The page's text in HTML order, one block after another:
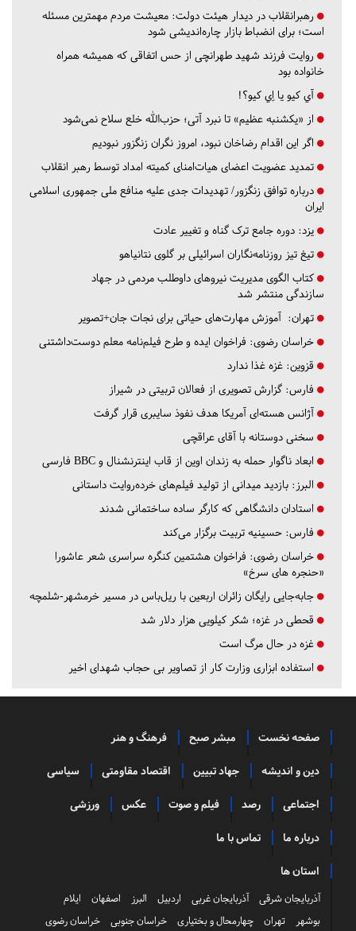
رهبرانقلاب در دیدار هیئت دولت: معیشت مردم مهمترین مسئله
است؛ برای انضباط بازار چاره‌اندیشی شود
روایت فرزند شهید طهرانچی از حس اتفاقی که همیشه همراه
خانواده بود
آي كيو يا اِي كيو؟!
از «یکشنبه عظیم» تا نبرد آتی؛ حزب‌الله خلع سلاح نمی‌شود
اگر این اقدام رضاخان نبود، امروز نگران زنگزور نبودیم
تمدید عضویت اعضای هیات‌امنای کمیته امداد توسط رهبر انقلاب
درباره توافق زنگزور/ تهدیدات جدی علیه منافع ملی جمهوری اسلامی
ایران
یزد: دوره جامع ترک گناه و تغییر عادت
تیغ تیز روزنامه‌نگاران اسرائیلی بر گلوی نتانیاهو
کتاب الگوی مدیریت نیروهای داوطلب مردمی در جهاد
سازندگی منتشر شد
تهران: آموزش مهارت‌های حیاتی برای نجات جان+تصویر
خراسان رضوی: فراخوان ایده و طرح فیلم‌نامه معلم دوست‌داشتنی
قزوین: غزه غذا ندارد
فارس: گزارش تصویری از فعالان تربیتی در شیراز
آژانس هسته‌ای آمریکا هدف نفوذ سایبری قرار گرفت
سخنی دوستانه با آقای عراقچی
ابعاد ناگوار حمله به زندان اوین از قاب اینترنشنال و BBC فارسی
البرز: بازدید میدانی از تولید فیلم‌های خرده‌روایت داستانی
استادان دانشگاهی که کارگر ساده ساختمانی شدند
فارس: حسینیه تربیت برگزار می‌کند
خراسان رضوی: فراخوان هشتمین کنگره سراسری شعر عاشورا
«حنجره های سرخ»
جابه‌جایی رایگان زائران اربعین با ریل‌باس در مسیر خرمشهر-شلمچه
قحطی در غزه؛ شکر کیلویی هزار دلار شد
غزه در حال مرگ است
استفاده ابزاری وزارت کار از تصاویر بی حجاب شهدای اخیر
صفحه نخست مبشر صبح فرهنگ و هنر
دین و اندیشه جهاد تبیین اقتصاد مقاومتی سیاسی
اجتماعی رصد فیلم و صوت عکس ورزشی
درباره ما تماس با ما
استان ها
آذربایجان شرقی آذربایجان غربی اردبیل البرز اصفهان
ایلام
بوشهر
تهران چهارمحال و بختیاری خراسان جنوبی خراسان رضوی